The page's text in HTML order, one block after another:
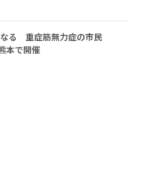
る 重症筋無力症の市民
本で開催